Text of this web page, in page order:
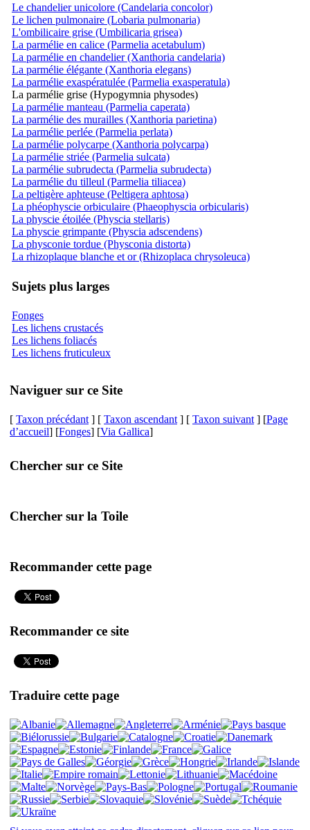
Le chandelier unicolore (Candelaria concolor)
Le lichen pulmonaire (Lobaria pulmonaria)
L'ombilicaire grise (Umbilicaria grisea)
La parmélie en calice (Parmelia acetabulum)
La parmélie en chandelier (Xanthoria candelaria)
La parmélie élégante (Xanthoria elegans)
La parmélie exaspératulée (Parmelia exasperatula)
La parmélie grise (Hypogymnia physodes)
La parmélie manteau (Parmelia caperata)
La parmélie des murailles (Xanthoria parietina)
La parmélie perlée (Parmelia perlata)
La parmélie polycarpe (Xanthoria polycarpa)
La parmélie striée (Parmelia sulcata)
La parmélie subrudecta (Parmelia subrudecta)
La parmélie du tilleul (Parmelia tiliacea)
La peltigère aphteuse (Peltigera aphtosa)
La phéophyscie orbiculaire (Phaeophyscia orbicularis)
La physcie étoilée (Physcia stellaris)
La physcie grimpante (Physcia adscendens)
La physconie tordue (Physconia distorta)
La rhizoplaque blanche et or (Rhizoplaca chrysoleuca)
Sujets plus larges
Fonges
Les lichens crustacés
Les lichens foliacés
Les lichens fruticuleux
Naviguer sur ce Site
[ Taxon précédant ] [ Taxon ascendant ] [ Taxon suivant ] [Page
d’accueil] [Fonges] [Via Gallica]
Chercher sur ce Site
Chercher sur la Toile
Recommander cette page
Recommander ce site
Traduire cette page